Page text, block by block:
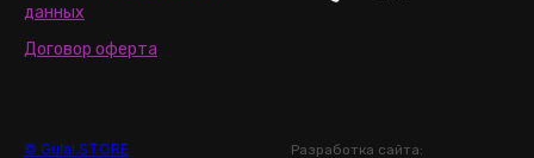
данных
Договор оферта
© Gulai.STORE Разработка сайта: